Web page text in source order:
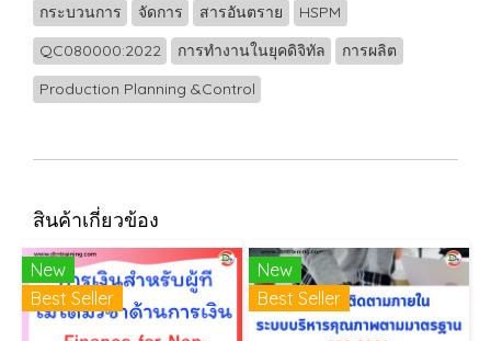
กระบวนการ
จัดการ สารอันตราย
HSPM
QC080000:2022
การทำงานในยุคดิจิทัล
การผลิต
Production Planning &Control
สินค้าเกี่ยวข้อง
New
Best Seller
New
Best Seller